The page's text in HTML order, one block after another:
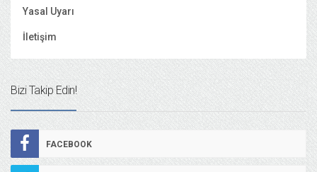
Yasal Uyarı
İletişim
Bizi Takip Edin!
FACEBOOK